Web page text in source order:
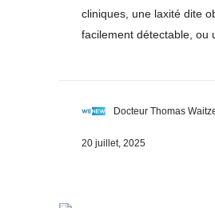
cliniques, une laxité dite
facilement détectable, ou
Docteur Thomas
20 juillet, 2025